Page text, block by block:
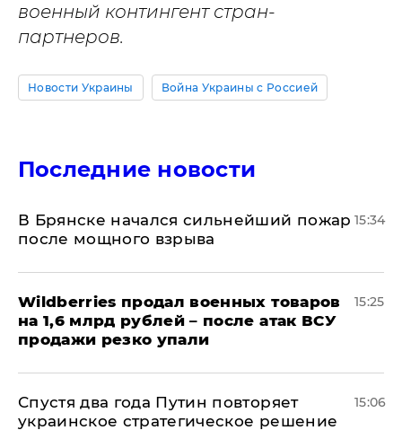
военный контингент стран-
партнеров.
Новости Украины Война Украины с Россией
Последние новости
В Брянске начался сильнейший пожар
после мощного взрыва
15:34
​Wildberries продал военных товаров
на 1,6 млрд рублей – после атак ВСУ
продажи резко упали
15:25
Спустя два года Путин повторяет
украинское стратегическое решение
15:06